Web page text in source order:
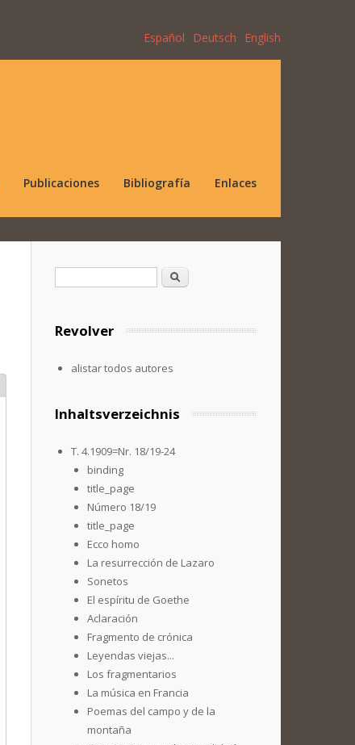
Español Deutsch English
Publicaciones Bibliografía Enlaces
Formulario de búsqueda
Buscar
Revolver
alistar todos autores
Inhaltsverzeichnis
T. 4.1909=Nr. 18/19-24
binding
title_page
Número 18/19
title_page
Ecco homo
La resurrección de Lazaro
Sonetos
El espíritu de Goethe
Aclaración
Fragmento de crónica
Leyendas viejas...
Los fragmentarios
La música en Francia
Poemas del campo y de la
montaña